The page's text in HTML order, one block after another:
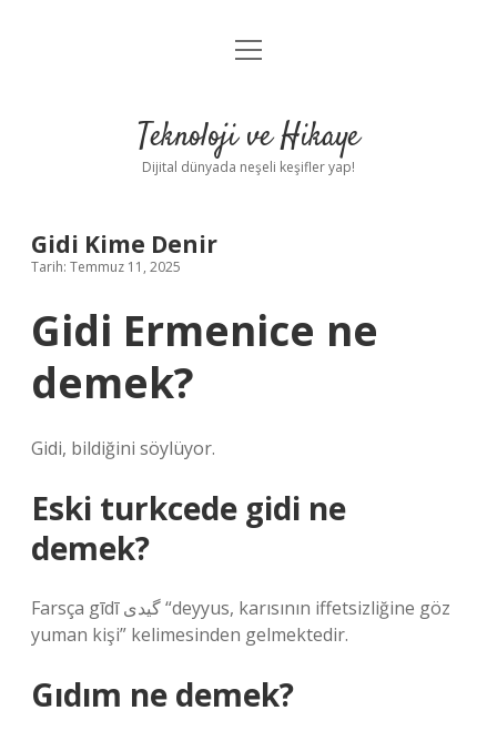
Anasayfa
Yasal Uyarı
menüyü
Teknoloji ve Hikaye
Dijital dünyada neşeli keşifler yap!
Gidi Kime Denir
Tarih: Temmuz 11, 2025
Gidi Ermenice ne
demek?
Gidi, bildiğini söylüyor.
Eski turkcede gidi ne
demek?
Farsça gīdī گیدی “deyyus, karısının iffetsizliğine göz
yuman kişi” kelimesinden gelmektedir.
Gıdım ne demek?